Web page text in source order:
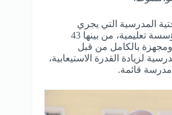
المدرسية التي يجري
استكمالها حاليًا 120 مؤسسة تعليمية، من بينها 43
بالكامل من قبل
توسعة مدرسية لزيادة القدرة الاستيعابية،